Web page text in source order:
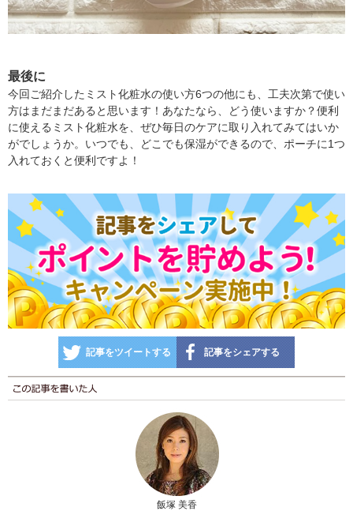
最後に
今回ご紹介したミスト化粧水の使い方6つの他にも、工夫次第で使い
方はまだまだあると思います！あなたなら、どう使いますか？便利
に使えるミスト化粧水を、ぜひ毎日のケアに取り入れてみてはいか
がでしょうか。いつでも、どこでも保湿ができるので、ポーチに1つ
入れておくと便利ですよ！
記事をツイートする 記事をシェアする
飯塚 美香